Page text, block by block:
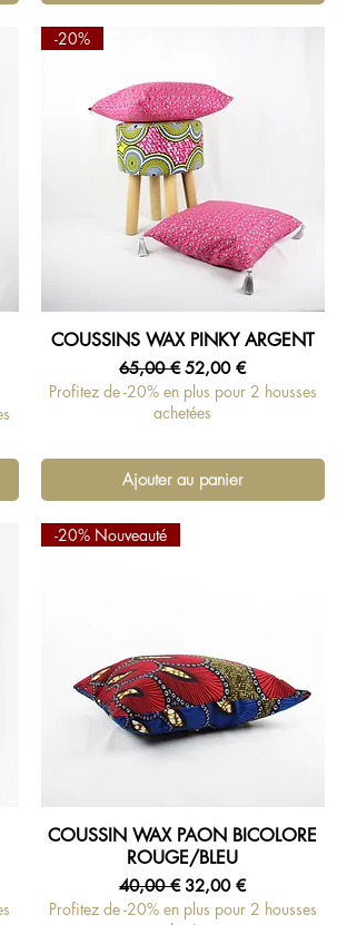
Aperçu rapide
-20%
COUSSINS WAX PINKY ARGENT
Prix original
65,00 €Prix promotionnel
52,00 €
Profitez de -20% en plus pour 2 housses
achetées
Ajouter au panier
Aperçu rapide
-20% Nouveauté
COUSSIN WAX PAON BICOLORE
ROUGE/BLEU
Prix original
40,00 € Prix promotionnel
32,00 €
Profitez de -20% en plus pour 2 housses